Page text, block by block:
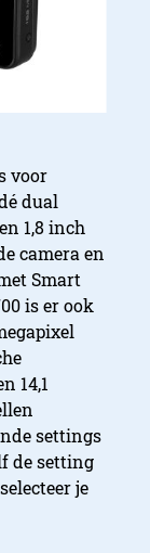
voor
dual
1,8 inch
camera en
Smart
is er ook
14,1
settings
de setting
je